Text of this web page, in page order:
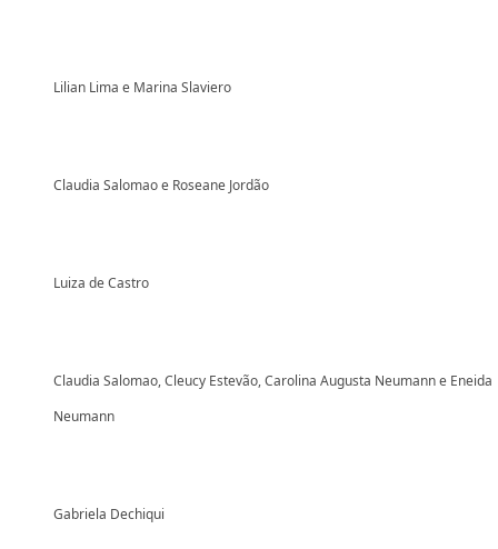
Lilian Lima e Marina Slaviero
Claudia Salomao e Roseane Jordão
Luiza de Castro
Claudia Salomao, Cleucy Estevão, Carolina Augusta Neumann e Eneida
Neumann
Gabriela Dechiqui